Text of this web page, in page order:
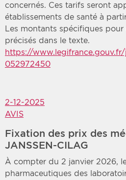
concernés. Ces tarifs seront
établissements de santé à
Les montants spécifiques
précisés dans le texte.
https://
052972450
2-12-2025
AVIS
Fixation des prix des
JANSSEN-CILAG
À compter du 2 janvier 2026,
pharmaceutiques des